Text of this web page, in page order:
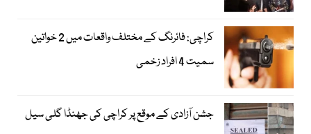
کراچی: فائرنگ کے مختلف واقعات میں 2 خواتین
سمیت 4 افراد زخمی
جشن آزادی کے موقع پر کراچی کی جھنڈا گلی سیل